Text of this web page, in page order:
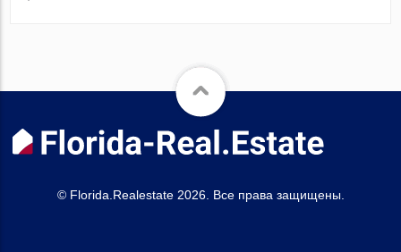
© Florida.Realestate 2026. Все права защищены.